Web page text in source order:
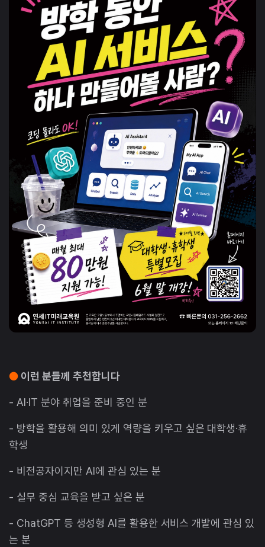
● 이런 분들께 추천합니다
- AI·IT 분야 취업을 준비 중인 분
- 방학을 활용해 의미 있게 역량을 키우고 싶은 대학생·휴
학생
- 비전공자이지만 AI에 관심 있는 분
- 실무 중심 교육을 받고 싶은 분
- ChatGPT 등 생성형 AI를 활용한 서비스 개발에 관심 있
는 분